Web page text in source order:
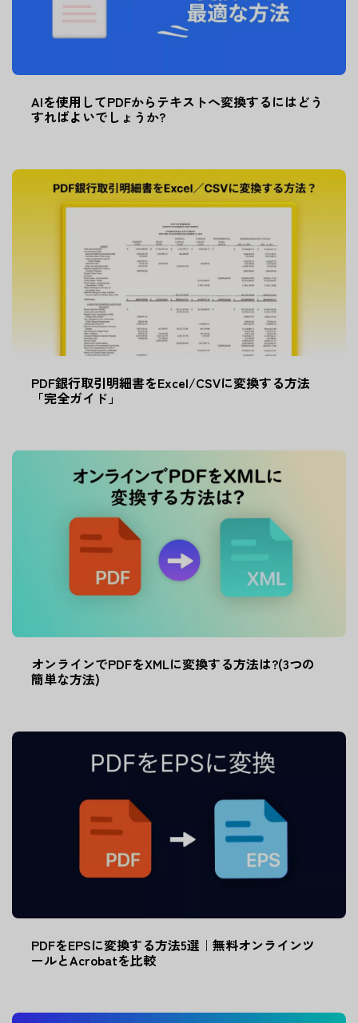
AIを使用してPDFからテキストへ変換するにはどう
すればよいでしょうか?
PDF銀行取引明細書をExcel/CSVに変換する方法
「完全ガイド」
オンラインでPDFをXMLに変換する方法は?(3つの
簡単な方法)
PDFをEPSに変換する方法5選｜無料オンラインツ
ールとAcrobatを比較